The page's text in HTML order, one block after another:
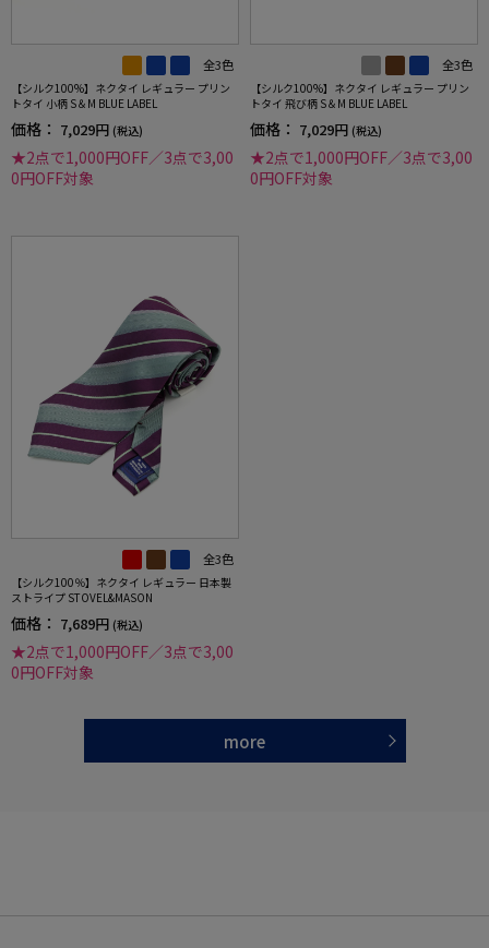
全3色
【シルク100%】ネクタイ レギュラー プリン
トタイ 小柄 S＆M BLUE LABEL
価格： 7,029円 (税込)
★2点で1,000円OFF／3点で3,00
0円OFF対象
全3色
【シルク100%】ネクタイ レギュラー プリン
トタイ 飛び柄 S＆M BLUE LABEL
価格： 7,029円 (税込)
★2点で1,000円OFF／3点で3,00
0円OFF対象
全3色
【シルク100％】ネクタイ レギュラー 日本製
ストライプ STOVEL&MASON
価格： 7,689円 (税込)
★2点で1,000円OFF／3点で3,00
0円OFF対象
more